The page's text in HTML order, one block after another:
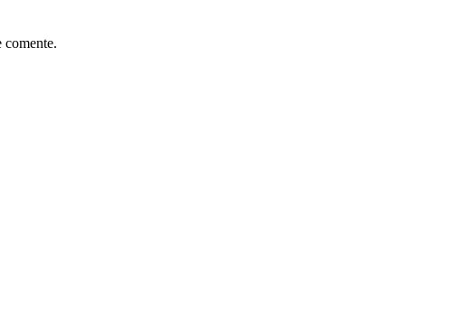
comente.